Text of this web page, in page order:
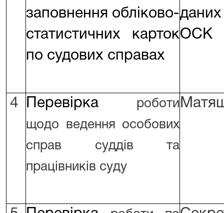
заповнення обліково-
статистичних карток
по судових справах
ОСК
4 Перевірка
роботи
щодо ведення особових
справ суддів та
працівників суду